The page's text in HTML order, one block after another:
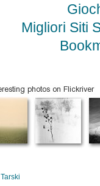
Migliori Siti
Tarski